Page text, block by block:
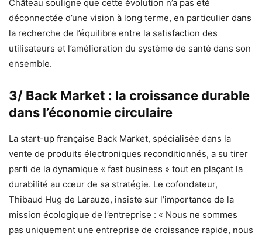
Château souligne que cette évolution n’a pas été
déconnectée d’une vision à long terme, en particulier dans
la recherche de l’équilibre entre la satisfaction des
utilisateurs et l’amélioration du système de santé dans son
ensemble.
3/ Back Market : la croissance durable
dans l’économie circulaire
La start-up française Back Market, spécialisée dans la
vente de produits électroniques reconditionnés, a su tirer
parti de la dynamique « fast business » tout en plaçant la
durabilité au cœur de sa stratégie. Le cofondateur,
Thibaud Hug de Larauze, insiste sur l’importance de la
mission écologique de l’entreprise : « Nous ne sommes
pas uniquement une entreprise de croissance rapide, nous